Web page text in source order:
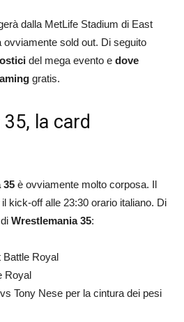
dalla MetLife Stadium di East
ovviamente sold out. Di seguito
del mega evento e dove
gratis.
la card
35 è ovviamente molto corposa. Il
kick-off alle 23:30 orario italiano. Di
Wrestlemania 35:
Battle Royal
Royal
Tony Nese per la cintura dei pesi